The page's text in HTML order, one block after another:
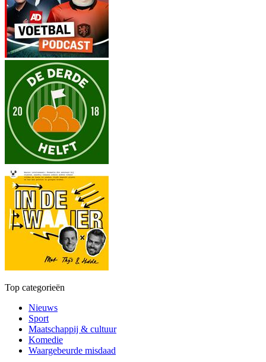
Top categorieën
Nieuws
Sport
Maatschappij & cultuur
Komedie
Waargebeurde misdaad